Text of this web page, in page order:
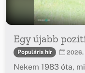
Egy újabb
Populáris hír 2026.
Nekem 1983 óta,